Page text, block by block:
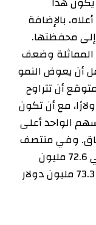
بالإضافة
محفظتها.
المماثلة وضعف
أن يعوض النمو
أن تتراوح
السهم بين 2.50 دولارًا و2.70 دولارًا، مع أن تكون
0.05 دولارًا للسهم الواحد أعلى
وفي منتصف
الطريق، سيعني ذلك أرباحًا تبلغ حوالي 72.6 مليون
دولار، وهو ما سيكون أقل بقليل من 73.3 مليون دولار